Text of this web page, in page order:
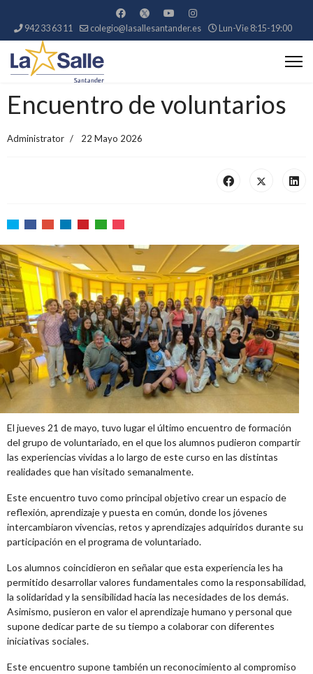
942 33 63 11 colegio@lasallesantander.es Lun-Vie 8:15-19:00
Encuentro de voluntarios
Administrator 22 Mayo 2026
El jueves 21 de mayo, tuvo lugar el último encuentro de formación
del grupo de voluntariado, en el que los alumnos pudieron compartir
las experiencias vividas a lo largo de este curso en las distintas
realidades que han visitado semanalmente.
Este encuentro tuvo como principal objetivo crear un espacio de
reflexión, aprendizaje y puesta en común, donde los jóvenes
intercambiaron vivencias, retos y aprendizajes adquiridos durante su
participación en el programa de voluntariado.
Los alumnos coincidieron en señalar que esta experiencia les ha
permitido desarrollar valores fundamentales como la responsabilidad,
la solidaridad y la sensibilidad hacia las necesidades de los demás.
Asimismo, pusieron en valor el aprendizaje humano y personal que
supone dedicar parte de su tiempo a colaborar con diferentes
iniciativas sociales.
Este encuentro supone también un reconocimiento al compromiso